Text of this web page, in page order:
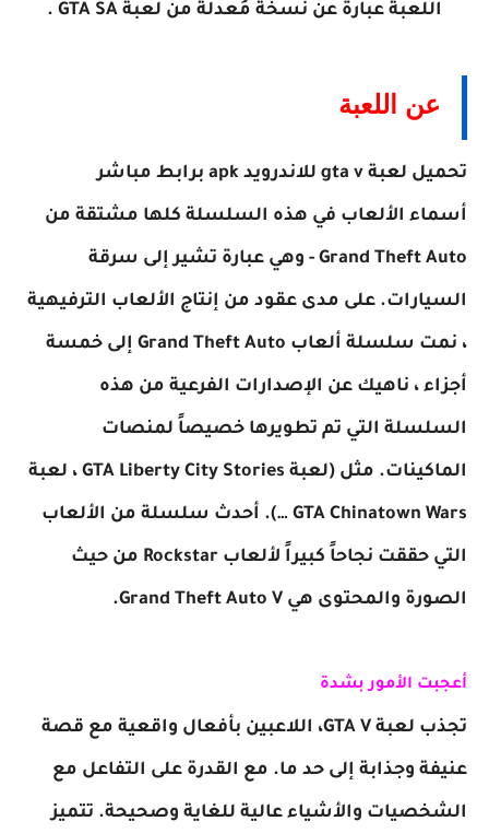
اللعبة عبارة عن نسخة مُعدلة من لعبة GTA SA .
عن اللعبة
تحميل لعبة gta v للاندرويد apk برابط مباشر
أسماء الألعاب في هذه السلسلة كلها مشتقة من
Grand Theft Auto - وهي عبارة تشير إلى سرقة
السيارات. على مدى عقود من إنتاج الألعاب الترفيهية
، نمت سلسلة ألعاب Grand Theft Auto إلى خمسة
أجزاء ، ناهيك عن الإصدارات الفرعية من هذه
السلسلة التي تم تطويرها خصيصاً لمنصات
الماكينات. مثل (لعبة GTA Liberty City Stories ، لعبة
GTA Chinatown Wars …). أحدث سلسلة من الألعاب
التي حققت نجاحاً كبيراً لألعاب Rockstar من حيث
الصورة والمحتوى هي Grand Theft Auto V.
أعجبت الأمور بشدة
تجذب لعبة GTA V، اللاعبين بأفعال واقعية مع قصة
عنيفة وجذابة إلى حد ما. مع القدرة على التفاعل مع
الشخصيات والأشياء عالية للغاية وصحيحة. تتميز